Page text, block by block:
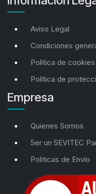
Aviso Legal
Condiciones
Política de cookies
Política de
Empresa
Quienes Somos
Ser un SEVITEC
Politicas de Envío